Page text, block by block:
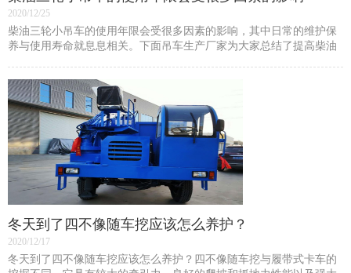
2020/12/25
柴油三轮小吊车的使用年限会受很多因素的影响，其中日常的维护保
养与使用寿命就息息相关。下面吊车生产厂家为大家总结了提高柴油
冬天到了四不像随车挖应该怎么养护？
2020/12/17
冬天到了四不像随车挖应该怎么养护？四不像随车挖与履带式卡车的